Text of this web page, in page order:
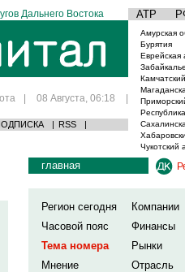
Дальнего Востока АТР
| 08 Августа, 06:18 |
| RSS |
Амурская
Бурятия
Еврейская
Чукотский
главная
Регион сегодня
Компании
Часовой пояс
Финансы
Тема номера
Рынки
Мнение
Отрасль